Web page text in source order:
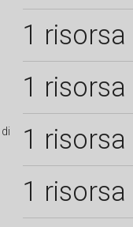
1 risorsa
1 risorsa
di 1 risorsa
1 risorsa